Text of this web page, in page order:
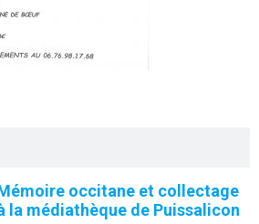
occitane et collectage
la médiathèque de Puissalicon